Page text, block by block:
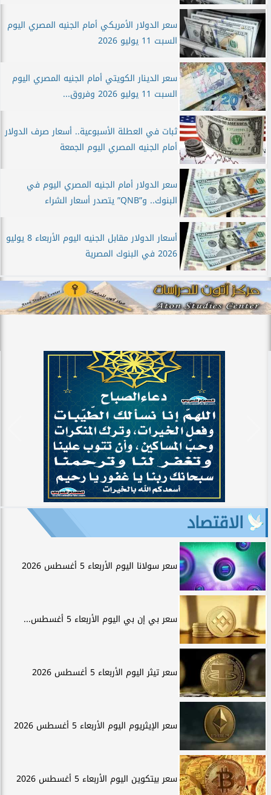
سعر الدولار الأمريكي أمام الجنيه المصري اليوم
السبت 11 يوليو 2026
سعر الدينار الكويتي أمام الجنيه المصري اليوم
السبت 11 يوليو 2026 وفروق...
ثبات في العطلة الأسبوعية.. أسعار صرف الدولار
أمام الجنيه المصري اليوم الجمعة
سعر الدولار أمام الجنيه المصري اليوم في
البنوك.. و”QNB” يتصدر أسعار الشراء
أسعار الدولار مقابل الجنيه اليوم الأربعاء 8 يوليو
2026 في البنوك المصرية
الاقتصاد
سعر سولانا اليوم الأربعاء 5 أغسطس 2026
سعر بي إن بي اليوم الأربعاء 5 أغسطس...
سعر تيثر اليوم الأربعاء 5 أغسطس 2026
سعر الإيثريوم اليوم الأربعاء 5 أغسطس 2026
سعر بيتكوين اليوم الأربعاء 5 أغسطس 2026